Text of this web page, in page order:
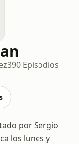
390 Episodios
por Sergio
los lunes y